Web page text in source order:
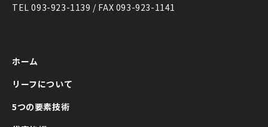
TEL 093-923-1139 / FAX 093-923-1141
ホーム
リーフについて
5つの要素技術